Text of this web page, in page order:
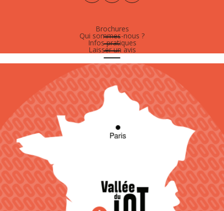
Brochures
Qui sommes-nous ?
Infos pratiques
Laisser un avis